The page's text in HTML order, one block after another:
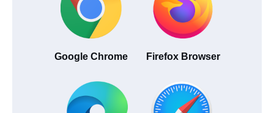
Google Chrome Firefox Browser